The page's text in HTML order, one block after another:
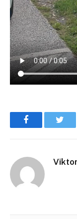
Facebook